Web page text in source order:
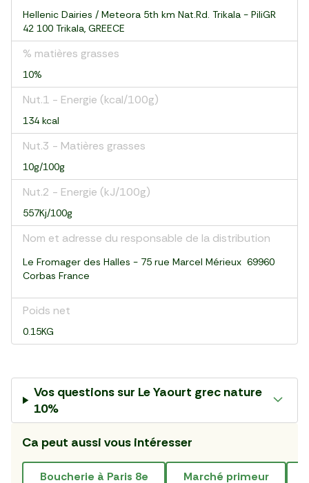
Hellenic Dairies / Meteora 5th km Nat.Rd. Trikala - PiliGR
42 100 Trikala, GREECE
% matières grasses
10%
Nut.1 - Energie (kcal/100g)
134 kcal
Nut.3 - Matières grasses
10g/100g
Nut.2 - Energie (kJ/100g)
557Kj/100g
Nom et adresse du responsable de la distribution
Le Fromager des Halles - 75 rue Marcel Mérieux 69960
Corbas France
Poids net
0.15KG
Vos questions sur Le Yaourt grec nature
10%
Ca peut aussi vous intéresser
boucherie à Paris 8e marché primeur